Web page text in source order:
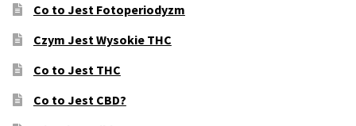
Co to Jest Fotoperiodyzm
Czym Jest Wysokie THC
Co to Jest THC
Co to Jest CBD?